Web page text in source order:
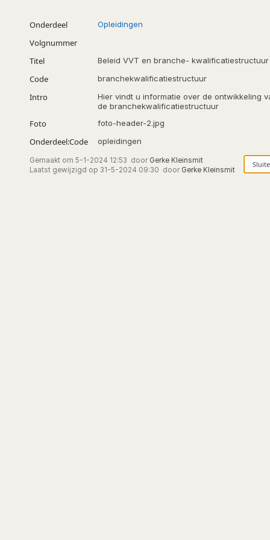
Onderdeel Opleidingen
Volgnummer
Titel
Beleid VVT en branche- kwalificatiestructuur
Code branchekwalificatiestructuur
Intro
Hier vindt u informatie over de ontwikkeling
de branchekwalificatiestructuur
Foto foto-header-2.jpg
Onderdeel:Code opleidingen
Gemaakt om 5-1-2024 12:53 door Gerke Kleinsmit
Laatst gewijzigd op 31-5-2024 09:30 door Gerke Kleinsmit